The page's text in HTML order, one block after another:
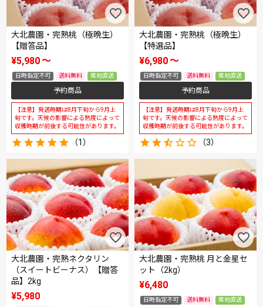
大北農園・完熟桃（極晩生）
【贈答品】
¥5,980〜
日時指定不可 送料無料 産地直送
予約商品
【注意】発送時期は8月下旬から9月上
旬です。天候の影響による熟度によって
収穫時期が前後する可能性があります。
（1）
大北農園・完熟桃（極晩生）
【特選品】
¥6,980〜
日時指定不可 送料無料 産地直送
予約商品
【注意】発送時期は8月下旬から9月上
旬です。天候の影響による熟度によって
収穫時期が前後する可能性があります。
（3）
大北農園・完熟ネクタリン
（スイートビーナス）【贈答
品】2kg
¥5,980
大北農園・完熟桃 月と金星セ
ット（2kg）
¥6,480
日時指定不可 送料無料 産地直送